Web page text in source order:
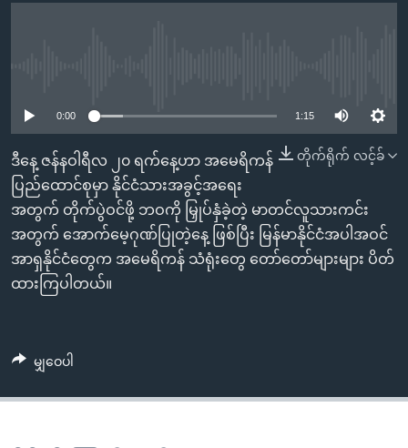
စာမျက်နှာ
သို့
ကျော်
ကြည့်
ရန်
ရှာဖွေ
သို့
ဗွီအိုအေ လူမှုကွန်ယက်များ
ဘာသာစကားများ
0:00 1:15
တိုက်ရိုက် လင့်ခ်
ဒီနေ့ ဇန်နဝါရီလ ၂၀ ရက်နေ့ဟာ အမေရိကန်
ပြည်ထောင်စုမှာ နိုင်ငံသားအခွင့်အရေး
အတွက် တိုက်ပွဲဝင်ဖို့ ဘဝကို မြှုပ်နှံခဲ့တဲ့ မာတင်လူသားကင်း
အတွက် အောက်မေ့ဂုဏ်ပြုတဲ့နေ့ ဖြစ်ပြီး မြန်မာနိုင်ငံအပါအဝင်
အာရှနိုင်ငံတွေက အမေရိကန် သံရုံးတွေ တော်တော်များများ ပိတ်
ထားကြပါတယ်။
မျှဝေပါ